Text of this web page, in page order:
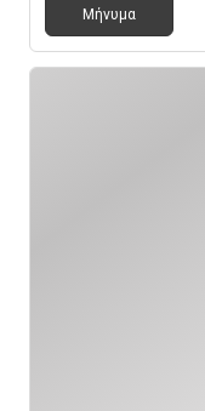
Μήνυμα